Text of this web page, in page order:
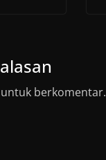
untuk berkomentar.